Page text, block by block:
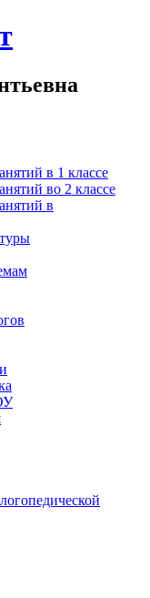
в 1 классе
во 2 классе
в